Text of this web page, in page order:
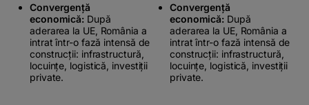
Convergență
economică: După
aderarea la UE, România a
intrat într-o fază intensă de
construcții: infrastructură,
locuințe, logistică, investiții
private.
Convergență
economică: După
aderarea la UE, România a
intrat într-o fază intensă de
construcții: infrastructură,
locuințe, logistică, investiții
private.